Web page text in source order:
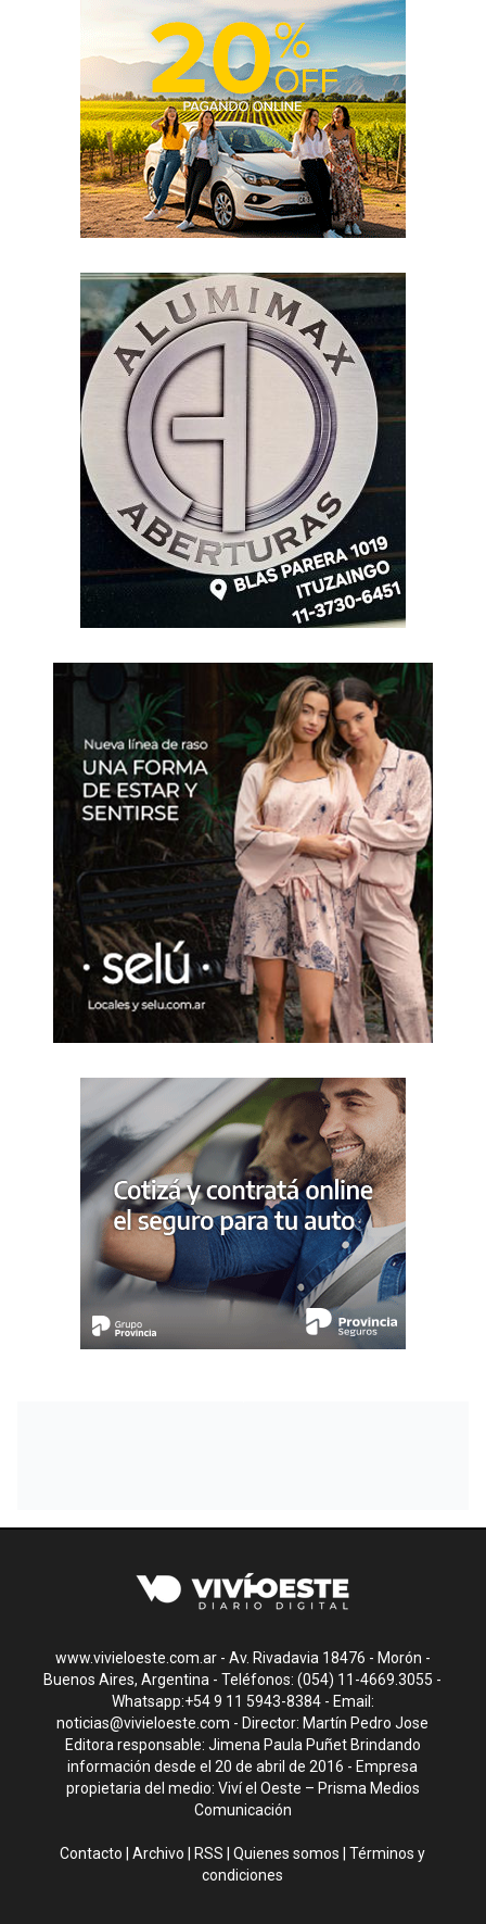
www.vivieloeste.com.ar - Av. Rivadavia 18476 - Morón -
Buenos Aires, Argentina - Teléfonos: (054) 11-4669.3055 -
Whatsapp:+54 9 11 5943-8384 - Email:
noticias@vivieloeste.com - Director: Martín Pedro Jose
Editora responsable: Jimena Paula Puñet Brindando
información desde el 20 de abril de 2016 - Empresa
propietaria del medio: Viví el Oeste – Prisma Medios
Comunicación
Contacto |Archivo RSS |Quienes somos |Términos y
condiciones